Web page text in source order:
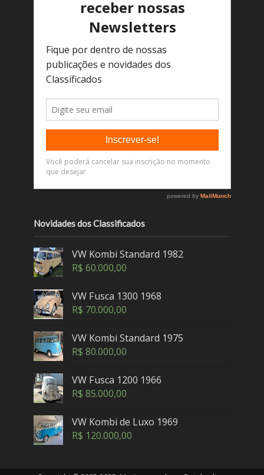
Novidades dos Classificados
VW Kombi Standard 1982
R$ 60.000,00
VW Fusca 1300 1968
R$ 70.000,00
VW Kombi Standard 1975
R$ 80.000,00
VW Fusca 1200 1966
R$ 85.000,00
VW Kombi de Luxo 1969
R$ 120.000,00